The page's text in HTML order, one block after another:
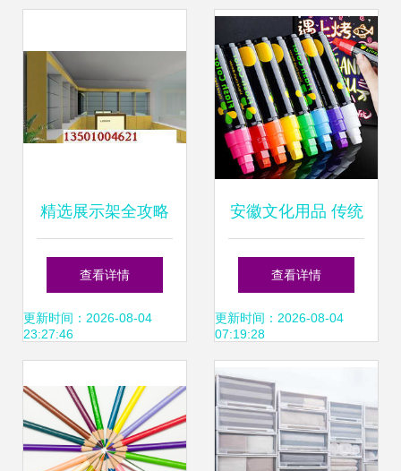
章
精选展示架全攻略
从烤漆展柜到茶壶
零售，一站式了解
技巧
查看详情
更新时间：2026-08-04
23:27:46
安徽文化用品 传统
与创新的交融
查看详情
更新时间：2026-08-04
07:19:28